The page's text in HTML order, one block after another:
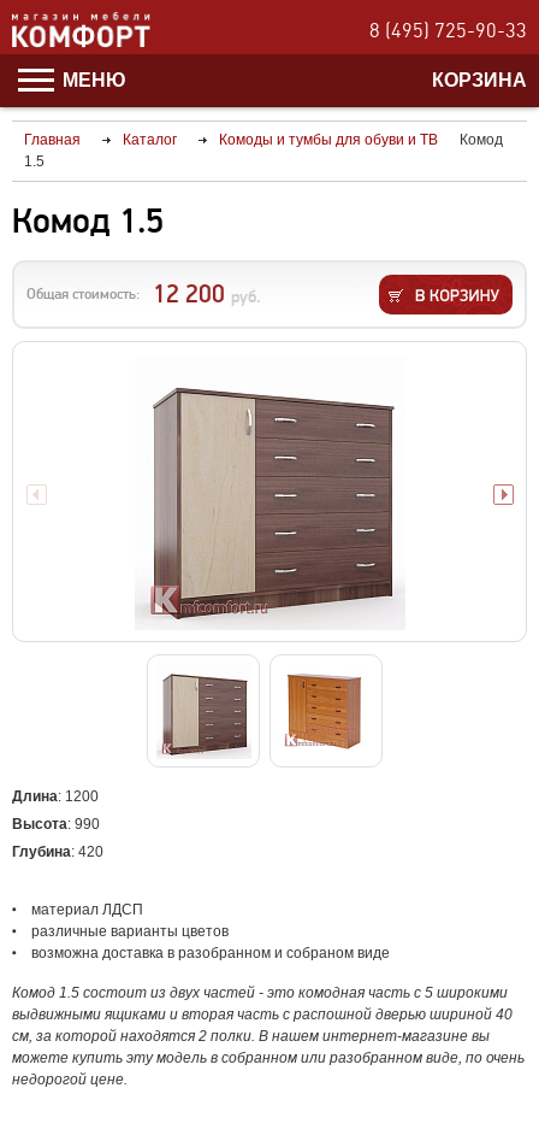
8 (495) 725-90-33
МЕНЮ КОРЗИНА
Главная Каталог Комоды и тумбы для обуви и ТВ
Комод
1.5
Комод 1.5
Общая стоимость: 12 200 руб.
Длина: 1200
Высота: 990
Глубина: 420
материал ЛДСП
различные варианты цветов
возможна доставка в разобранном и собраном виде
Комод 1.5 состоит из двух частей - это комодная часть с 5 широкими
выдвижными ящиками и вторая часть с распошной дверью шириной 40
см, за которой находятся 2 полки. В нашем интернет-магазине вы
можете купить эту модель в собранном или разобранном виде, по очень
недорогой цене.